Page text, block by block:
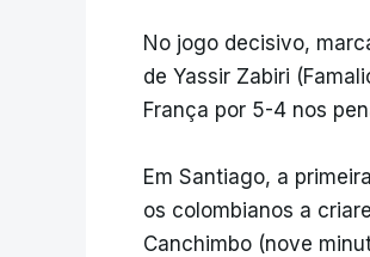
No jogo decisivo,
de Yassir Zabiri
França por 5-4 nos
Em Santiago, a
os colombianos a
Canchimbo (nove